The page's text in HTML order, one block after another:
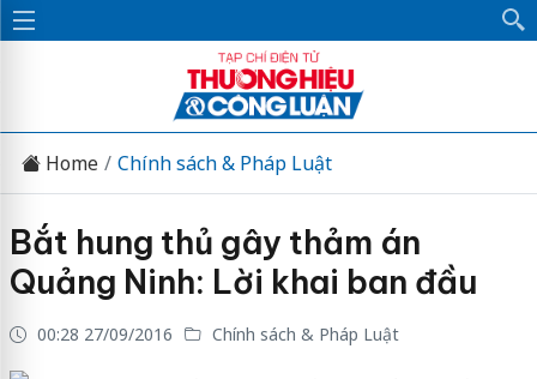
Home Chính sách & Pháp Luật
Bắt hung thủ gây thảm án
Quảng Ninh: Lời khai ban đầu
00:28 27/09/2016 Chính sách & Pháp Luật